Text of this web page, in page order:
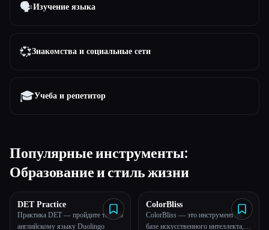
🗣️Изучение языка
💞Знакомства и социальные сети
🎓Учеба и репетитор
Популярные инструменты:
Образование и стиль жизни
DET Practice
Практика DET — пройдите тест по
английскому языку Duolingo
ColorBliss
ColorBliss — это инструмент на
базе искусственного интеллекта,